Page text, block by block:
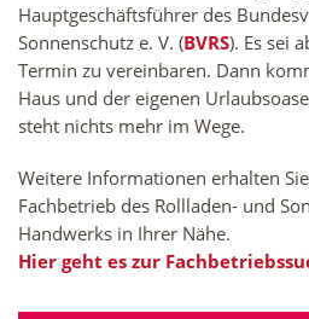
Hauptgeschäftsführer des
Sonnenschutz e. V. (BVRS). Es sei
Termin zu vereinbaren. Dann
Haus und der eigenen
steht nichts mehr im Wege.
Weitere Informationen erhalten
Fachbetrieb des Rollladen- und
Handwerks in Ihrer Nähe.
Hier geht es zur